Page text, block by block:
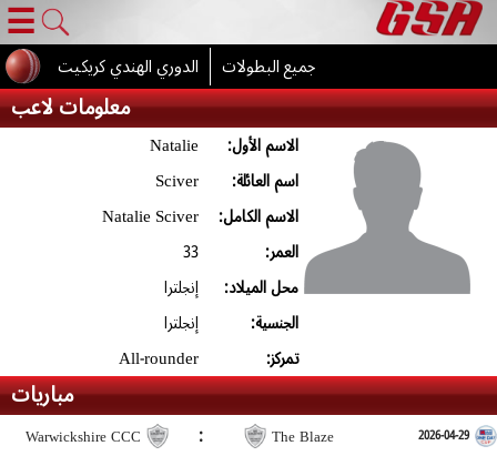
☰
الدوري الهندي كريكيت جميع البطولات
معلومات لاعب
الاسم الأول:
Natalie
اسم العائلة:
Sciver
الاسم الكامل:
Natalie Sciver
العمر:
33
محل الميلاد:
إنجلترا
الجنسية:
إنجلترا
تمركز:
All-rounder
مباريات
Warwickshire CCC : The Blaze 2026-04-29